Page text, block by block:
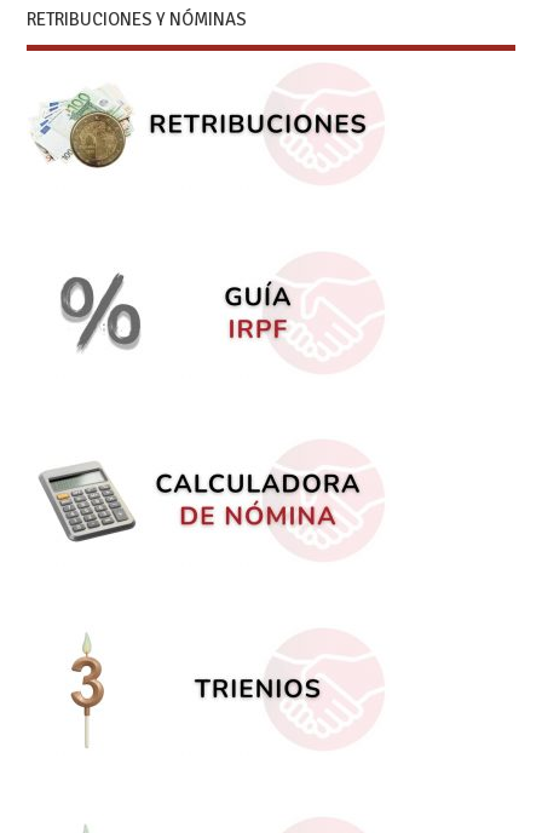
RETRIBUCIONES Y NÓMINAS